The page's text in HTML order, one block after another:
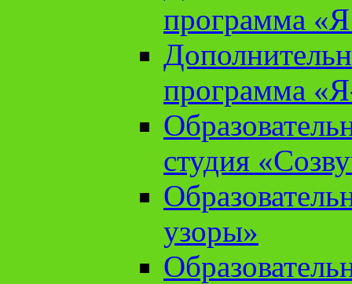
программа «Я
программа
студия
узоры»